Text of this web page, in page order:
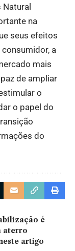
na
seus efeitos
a
mais
de ampliar
o
o papel do
do
é
aterro
artigo